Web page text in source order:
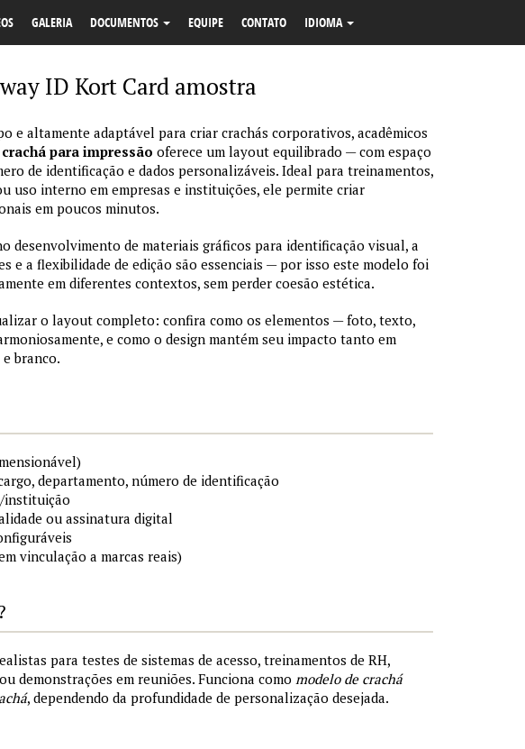
GALERIA DOCUMENTOS EQUIPE CONTATO IDIOMA
ID Kort Card amostra
e altamente adaptável para criar crachás corporativos, acadêmicos
para impressão oferece um layout equilibrado — com espaço
de identificação e dados personalizáveis. Ideal para treinamentos,
uso interno em empresas e instituições, ele permite criar
em poucos minutos.
desenvolvimento de materiais gráficos para identificação visual, a
e a flexibilidade de edição são essenciais — por isso este modelo foi
em diferentes contextos, sem perder coesão estética.
o layout completo: confira como os elementos — foto, texto,
e como o design mantém seu impacto tanto em
branco.
departamento, número de identificação
instituição
ou assinatura digital
vinculação a marcas reais)
para testes de sistemas de acesso, treinamentos de RH,
demonstrações em reuniões. Funciona como modelo de crachá
, dependendo da profundidade de personalização desejada.